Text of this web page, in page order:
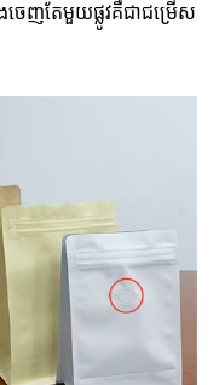
ងចេញតែមួយផ្លូវគឺជាជម្រើស